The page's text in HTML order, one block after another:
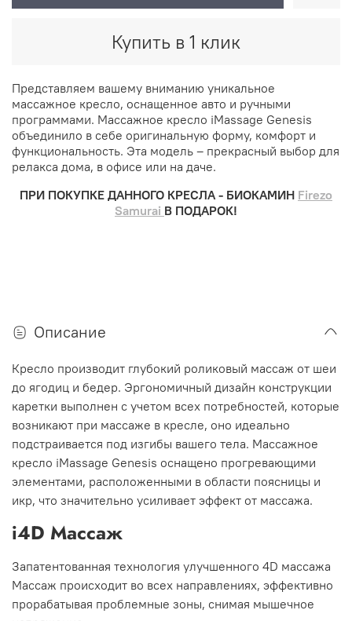
Купить в 1 клик
Представляем вашему вниманию уникальное
массажное кресло, оснащенное авто и ручными
программами. Массажное кресло iMassage Genesis
объединило в себе оригинальную форму, комфорт и
функциональность. Эта модель – прекрасный выбор для
релакса дома, в офисе или на даче.
ПРИ ПОКУПКЕ ДАННОГО КРЕСЛА - БИОКАМИН Firezo
Samurai В ПОДАРОК!
Описание
Кресло производит глубокий роликовый массаж от шеи
до ягодиц и бедер. Эргономичный дизайн конструкции
каретки выполнен с учетом всех потребностей, которые
возникают при массаже в кресле, оно идеально
подстраивается под изгибы вашего тела. Массажное
кресло iMassage Genesis оснащено прогревающими
элементами, расположенными в области поясницы и
икр, что значительно усиливает эффект от массажа.
i4D Массаж
Запатентованная технология улучшенного 4D массажа
Массаж происходит во всех направлениях, эффективно
прорабатывая проблемные зоны, снимая мышечное